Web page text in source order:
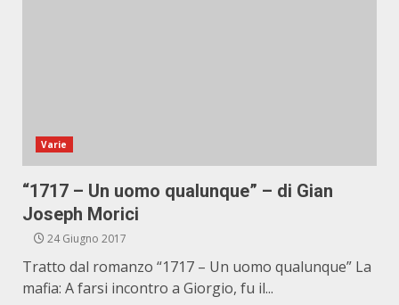
Varie
“1717 – Un uomo qualunque” – di Gian
Joseph Morici
24 Giugno 2017
Tratto dal romanzo “1717 – Un uomo qualunque” La
mafia: A farsi incontro a Giorgio, fu il...